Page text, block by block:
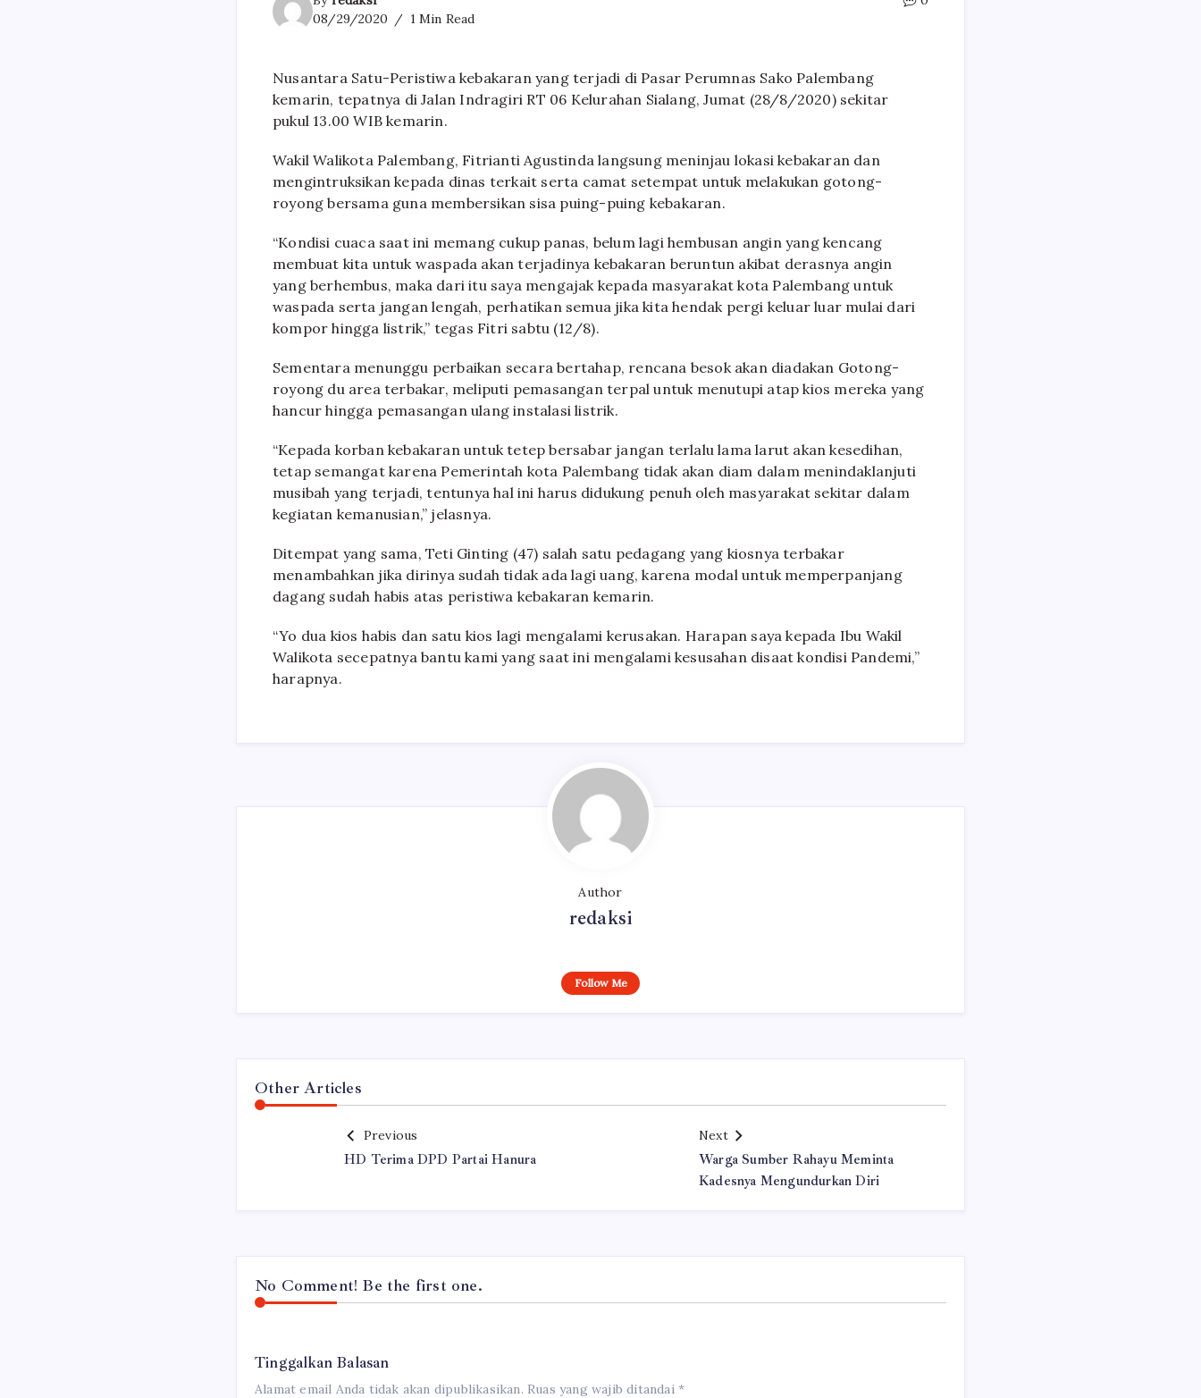
08/29/2020
1 Min Read
Nusantara Satu-Peristiwa kebakaran yang terjadi di Pasar Perumnas Sako Palembang
kemarin, tepatnya di Jalan Indragiri RT 06 Kelurahan Sialang, Jumat (28/8/2020) sekitar
pukul 13.00 WIB kemarin.
Wakil Walikota Palembang, Fitrianti Agustinda langsung meninjau lokasi kebakaran dan
mengintruksikan kepada dinas terkait serta camat setempat untuk melakukan gotong-
royong bersama guna membersikan sisa puing-puing kebakaran.
“Kondisi cuaca saat ini memang cukup panas, belum lagi hembusan angin yang kencang
membuat kita untuk waspada akan terjadinya kebakaran beruntun akibat derasnya angin
yang berhembus, maka dari itu saya mengajak kepada masyarakat kota Palembang untuk
waspada serta jangan lengah, perhatikan semua jika kita hendak pergi keluar luar mulai dari
kompor hingga listrik,” tegas Fitri sabtu (12/8).
Sementara menunggu perbaikan secara bertahap, rencana besok akan diadakan Gotong-
royong du area terbakar, meliputi pemasangan terpal untuk menutupi atap kios mereka yang
hancur hingga pemasangan ulang instalasi listrik.
“Kepada korban kebakaran untuk tetep bersabar jangan terlalu lama larut akan kesedihan,
tetap semangat karena Pemerintah kota Palembang tidak akan diam dalam menindaklanjuti
musibah yang terjadi, tentunya hal ini harus didukung penuh oleh masyarakat sekitar dalam
kegiatan kemanusian,” jelasnya.
Ditempat yang sama, Teti Ginting (47) salah satu pedagang yang kiosnya terbakar
menambahkan jika dirinya sudah tidak ada lagi uang, karena modal untuk memperpanjang
dagang sudah habis atas peristiwa kebakaran kemarin.
“Yo dua kios habis dan satu kios lagi mengalami kerusakan. Harapan saya kepada Ibu Wakil
Walikota secepatnya bantu kami yang saat ini mengalami kesusahan disaat kondisi Pandemi,”
harapnya.
Author
redaksi
Follow Me
Other Articles
Previous
HD Terima DPD Partai Hanura
Next
Warga Sumber Rahayu Meminta
Kadesnya Mengundurkan Diri
No Comment! Be the first one.
Tinggalkan Balasan
Alamat email Anda tidak akan dipublikasikan. Ruas yang wajib ditandai*